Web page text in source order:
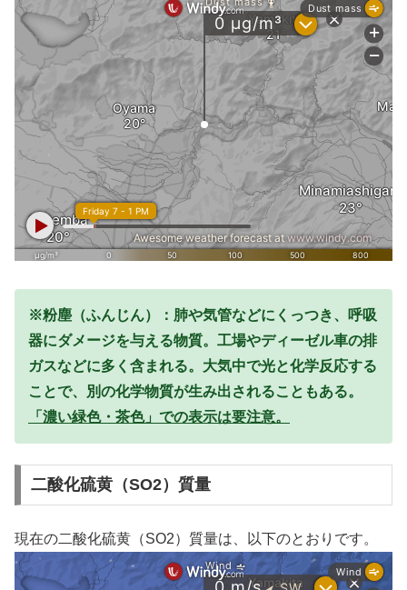
※粉塵（ふんじん）：肺や気管などにくっつき、呼吸
器にダメージを与える物質。工場やディーゼル車の排
ガスなどに多く含まれる。大気中で光と化学反応する
ことで、別の化学物質が生み出されることもある。
「濃い緑色・茶色」での表示は要注意。
二酸化硫黄（SO2）質量
現在の二酸化硫黄（SO2）質量は、以下のとおりです。